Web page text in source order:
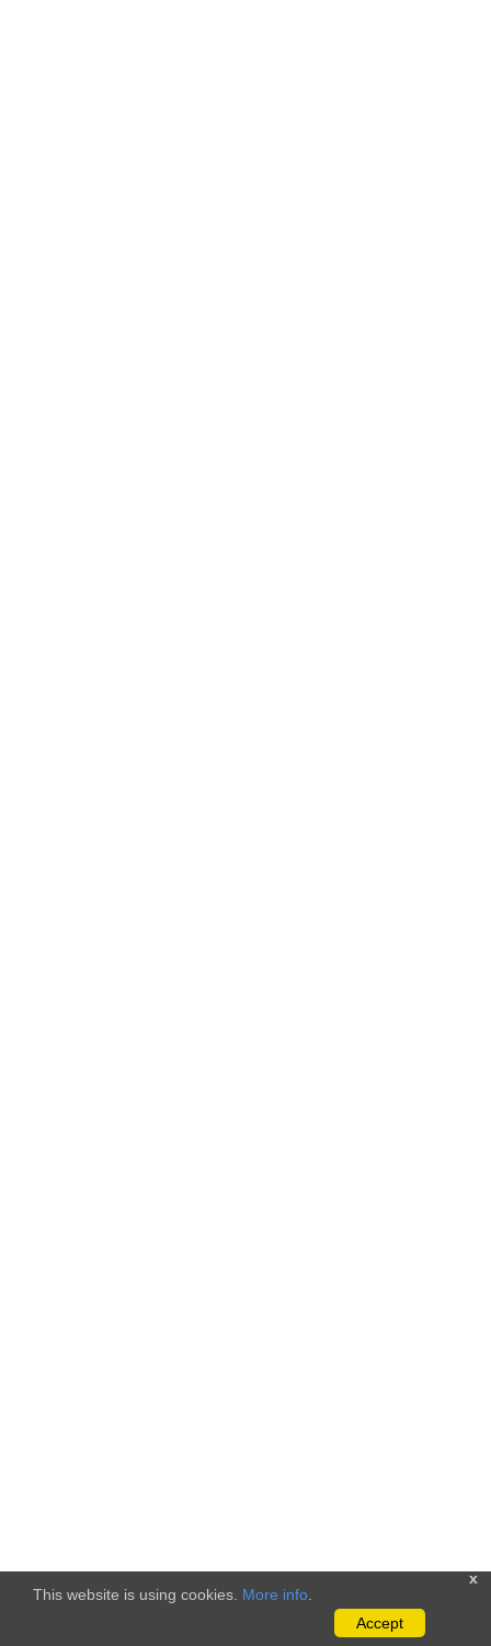
x
This website is using cookies. More info
Accept